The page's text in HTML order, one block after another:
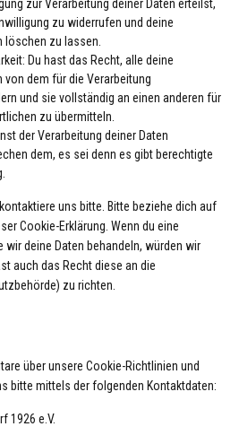
zur Verarbeitung deiner Daten erteilst,
zu widerrufen und deine
löschen zu lassen.
Du hast das Recht, alle deine
dem für die Verarbeitung
und sie vollständig an einen anderen für
zu übermitteln.
der Verarbeitung deiner Daten
dem, es sei denn es gibt berechtigte
uns bitte. Bitte beziehe dich auf
Cookie-Erklärung. Wenn du eine
wir deine Daten behandeln, würden wir
auch das Recht diese an die
zu richten.
über unsere Cookie-Richtlinien und
bitte mittels der folgenden Kontaktdaten:
1926 e.V.